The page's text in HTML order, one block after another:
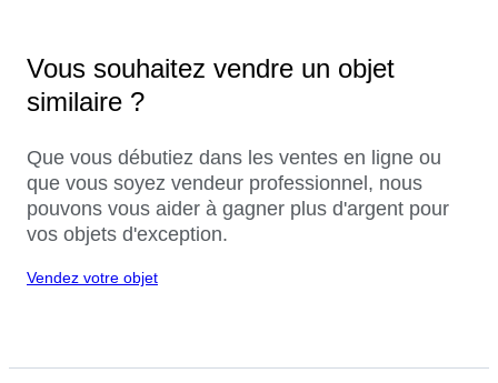
Vous souhaitez vendre un objet
similaire ?
Que vous débutiez dans les ventes en ligne ou
que vous soyez vendeur professionnel, nous
pouvons vous aider à gagner plus d'argent pour
vos objets d'exception.
Vendez votre objet